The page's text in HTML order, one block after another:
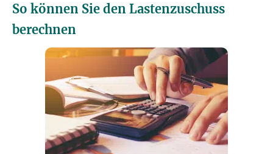
So können Sie den Lastenzuschuss
berechnen